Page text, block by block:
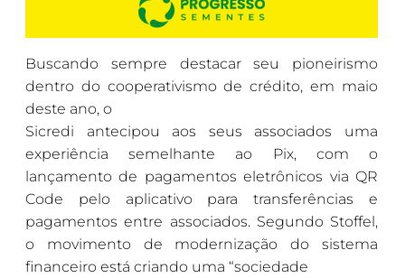
Buscando sempre destacar seu pioneirismo
dentro do cooperativismo de crédito, em maio
deste ano, o
Sicredi antecipou aos seus associados uma
experiência semelhante ao Pix, com o
lançamento de pagamentos eletrônicos via QR
Code pelo aplicativo para transferências e
pagamentos entre associados. Segundo Stoffel,
o movimento de modernização do sistema
financeiro está criando uma “sociedade